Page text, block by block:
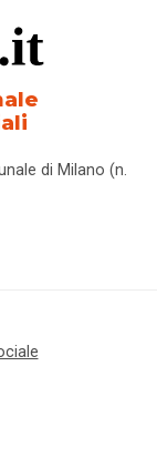
di Milano (n.